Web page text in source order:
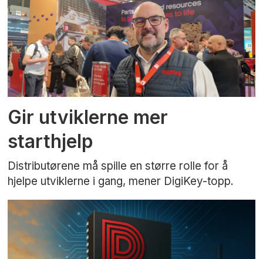
Gir utviklerne mer
starthjelp
Distributørene må spille en større rolle for å
hjelpe utviklerne i gang, mener DigiKey-topp.